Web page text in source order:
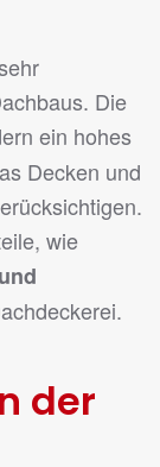
Die
ein hohes
Decken und
wie
der